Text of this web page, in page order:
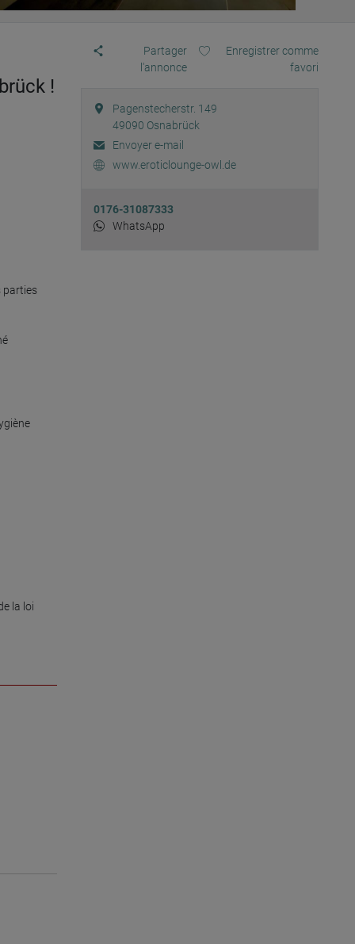
!
parties
la loi
Partager
l'annonce
Enregistrer comme
favori
Pagenstecherstr. 149
49090 Osnabrück
Envoyer e-mail
www.eroticlounge-owl.de
0176-31087333
WhatsApp